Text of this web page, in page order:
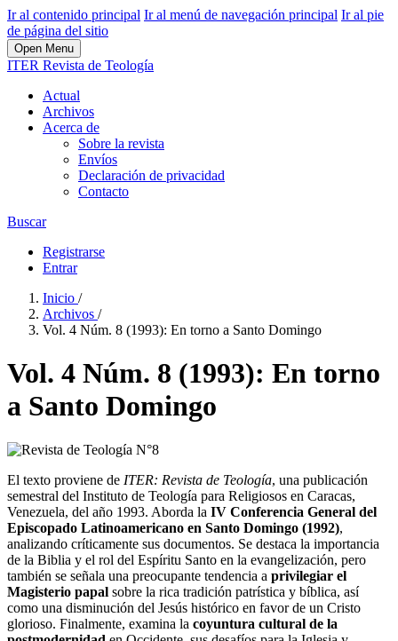
Ir al contenido principal Ir al menú de navegación principal Ir al pie
de página del sitio
Open Menu
ITER Revista de Teología
Actual
Archivos
Acerca de
Sobre la revista
Envíos
Declaración de privacidad
Contacto
Buscar
Registrarse
Entrar
Inicio /
Archivos /
Vol. 4 Núm. 8 (1993): En torno a Santo Domingo
Vol. 4 Núm. 8 (1993): En torno
a Santo Domingo
El texto proviene de ITER: Revista de Teología, una publicación
semestral del Instituto de Teología para Religiosos en Caracas,
Venezuela, del año 1993. Aborda la IV Conferencia General del
Episcopado Latinoamericano en Santo Domingo (1992),
analizando críticamente sus documentos. Se destaca la importancia
de la Biblia y el rol del Espíritu Santo en la evangelización, pero
también se señala una preocupante tendencia a privilegiar el
Magisterio papal sobre la rica tradición patrística y bíblica, así
como una disminución del Jesús histórico en favor de un Cristo
glorioso. Finalmente, examina la coyuntura cultural de la